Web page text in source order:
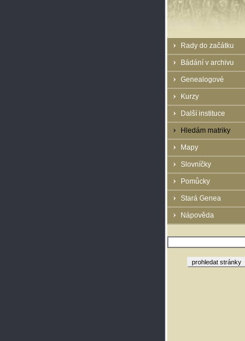
Rady do začátku
Bádání v archivu
Genealogové
Kurzy
Další instituce
Hledám matriky
Mapy
Slovníčky
Pomůcky
Stará Genea
Nápověda